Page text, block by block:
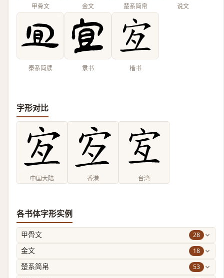
甲骨文 金文 楚系简帛 说文
秦系简牍 隶书 楷书
字形对比
中国大陆 香港 台湾
各书体字形实例
甲骨文 28
金文 18
楚系简帛 53